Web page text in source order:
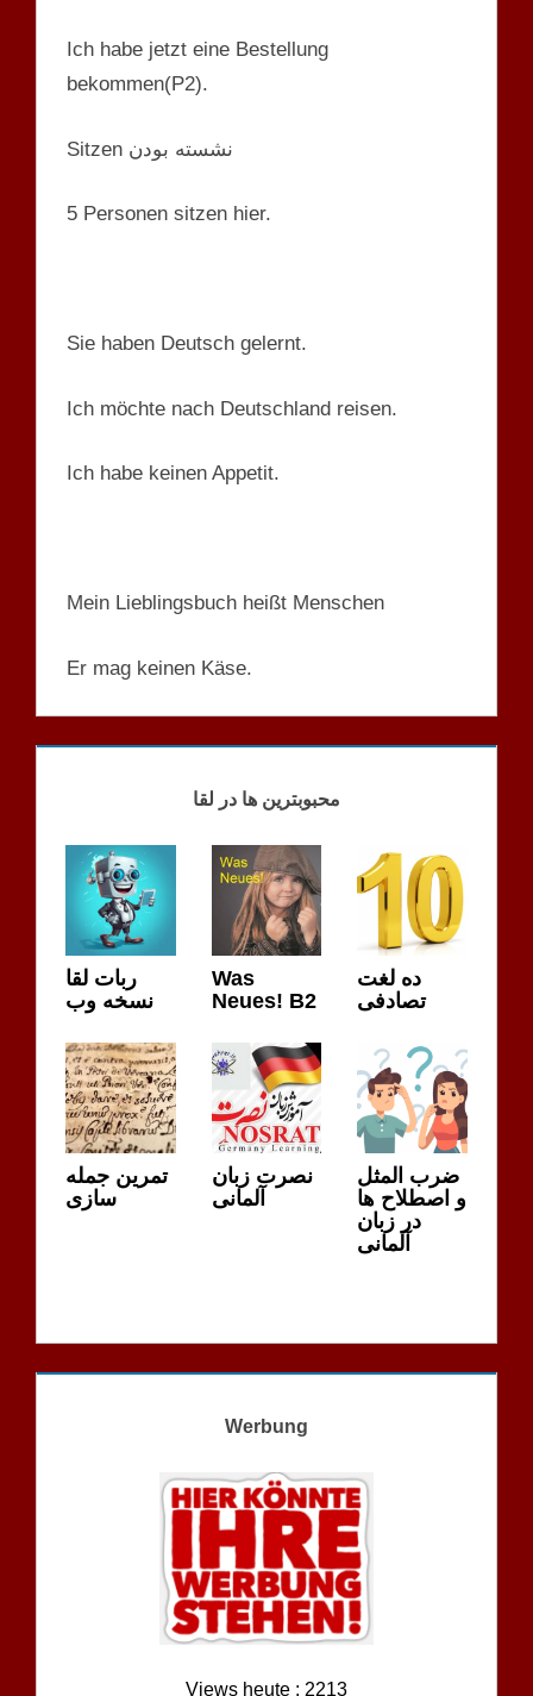
Ich habe jetzt eine Bestellung
bekommen(P2).
Sitzen نشسته بودن
5 Personen sitzen hier.
Sie haben Deutsch gelernt.
Ich möchte nach Deutschland reisen.
Ich habe keinen Appetit.
Mein Lieblingsbuch heißt Menschen
Er mag keinen Käse.
محبوبترین ها در لقا
ربات لقا
نسخه وب
Was
Neues! B2
ده لغت
تصادفی
تمرین جمله
سازی
نصرت زبان
آلمانی
ضرب المثل
و اصطلاح ها
در زبان
آلمانی
Werbung
Views heute : 2213